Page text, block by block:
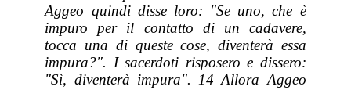
Aggeo quindi disse loro: "Se uno, che è
impuro per il contatto di un cadavere,
tocca una di queste cose, diventerà essa
impura?". I sacerdoti risposero e dissero:
"Sì, diventerà impura". 14 Allora Aggeo